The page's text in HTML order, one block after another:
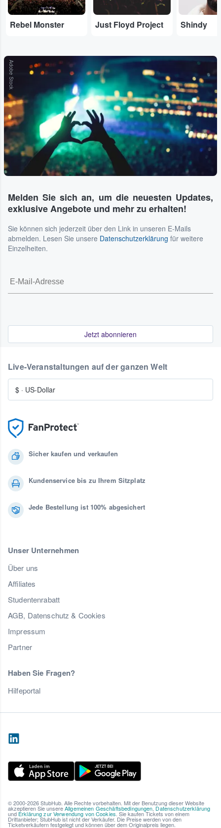
Rebel Monster Just Floyd Project Shindy
Adobe Stock
Melden Sie sich an, um die neuesten Updates,
exklusive Angebote und mehr zu erhalten!
Sie können sich jederzeit über den Link in unseren E-Mails
abmelden. Lesen Sie unsere Datenschutzerklärung für weitere
Einzelheiten.
Jetzt abonnieren
Sicher kaufen und verkaufen
Kundenservice bis zu Ihrem Sitzplatz
Jede Bestellung ist 100% abgesichert
Unser Unternehmen
Über uns
Affiliates
Studentenrabatt
AGB, Datenschutz & Cookies
Impressum
Partner
Haben Sie Fragen?
Hilfeportal
Live-Veranstaltungen auf der ganzen Welt
$ · US-Dollar
© 2000-2026 StubHub. Alle Rechte vorbehalten. Mit der Benutzung dieser Website
akzeptieren Sie unsereAllgemeinen Geschäftsbedingungen, Datenschutzerklärung
und Erklärung zur Verwendung von Cookies. Sie kaufen Tickets von einem
Drittanbieter; StubHub ist nicht der Verkäufer. Die Preise werden von den
Ticketverkäufern festgelegt und können über dem Originalpreis liegen.